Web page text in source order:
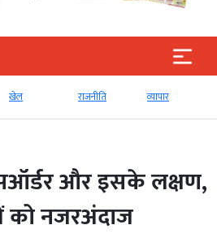
खेल राजनीति व्‍यापार
और इसके लक्षण,
नजरअंदाज